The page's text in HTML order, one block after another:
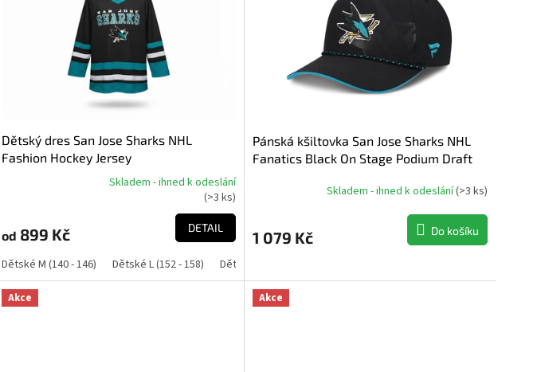
Dětský dres San Jose Sharks NHL
Fashion Hockey Jersey
je
z
5
hvězdiček.
Skladem - ihned k odeslání
(>3 ks)
od 899 Kč DETAIL
Dětské M (140 - 146) Dětské L (152 - 158) Dětské XL (164 - 170)
Pánská kšiltovka San Jose Sharks NHL
Fanatics Black On Stage Podium Draft
Skladem - ihned k odeslání(>3 ks)
1 079 Kč Do košíku
Akce Akce